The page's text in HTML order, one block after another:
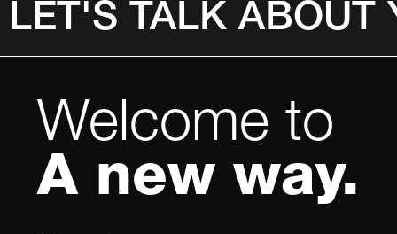
LET'S TALK ABOUT
Welcome to
A new way.